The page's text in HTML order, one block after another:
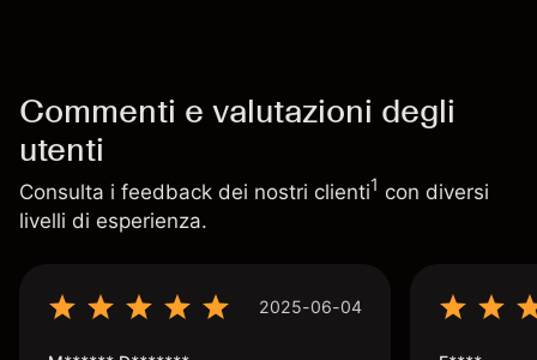
Commenti e valutazioni degli
utenti
Consulta i feedback dei nostri clienti1 con diversi
livelli di esperienza.
2025-06-04